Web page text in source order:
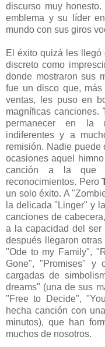
discurso muy
emblema y su líder
mundo con sus giros
El éxito quizá les llegó
discreto como
donde mostraron sus
fue un disco que,
ventas, les puso en
magníficas canciones.
permanecer en la
indiferentes y a
remisión. Nadie puede
ocasiones aquel
canción a la que
reconocimientos. Pero
un solo éxito. A
la delicada "Linger" y
canciones de
a la capacidad del ser
después llegaron
"Ode to my Family",
Gone", "Promises" y
cargadas de
dreams" (una de sus
"Free to Decide",
hecha canción con
minutos), que han
muchos de nosotros.